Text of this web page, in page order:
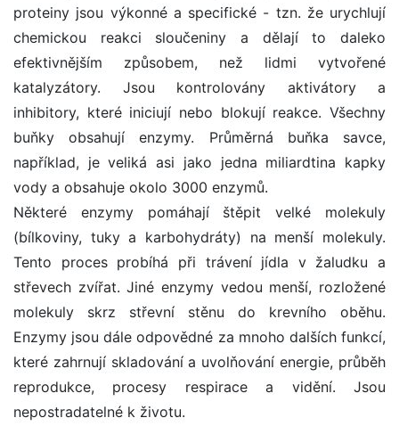
proteiny jsou výkonné a specifické - tzn. že urychlují
chemickou reakci sloučeniny a dělají to daleko
efektivnějším způsobem, než lidmi vytvořené
katalyzátory. Jsou kontrolovány aktivátory a
inhibitory, které iniciují nebo blokují reakce. Všechny
buňky obsahují enzymy. Průměrná buňka savce,
například, je veliká asi jako jedna miliardtina kapky
vody a obsahuje okolo 3000 enzymů.
Některé enzymy pomáhají štěpit velké molekuly
(bílkoviny, tuky a karbohydráty) na menší molekuly.
Tento proces probíhá při trávení jídla v žaludku a
střevech zvířat. Jiné enzymy vedou menší, rozložené
molekuly skrz střevní stěnu do krevního oběhu.
Enzymy jsou dále odpovědné za mnoho dalších funkcí,
které zahrnují skladování a uvolňování energie, průběh
reprodukce, procesy respirace a vidění. Jsou
nepostradatelné k životu.